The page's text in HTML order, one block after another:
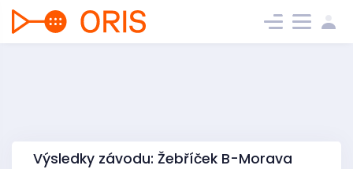
Výsledky závodu: Žebříček B-Morava